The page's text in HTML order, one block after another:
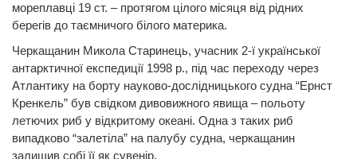
мореплавці 19 ст. – протягом цілого місяця від рідних
берегів до таємничого білого материка.
Черкащанин Микола Старинець, учасник 2-ї української
антарктичної експедиції 1998 р., під час переходу через
Атлантику на борту науково-дослідницького судна “Ернст
Кренкель” був свідком дивовижного явища – польоту
летючих риб у відкритому океані. Одна з таких риб
випадково “залетіла” на палубу судна, черкащанин
залишив собі її як сувенір.